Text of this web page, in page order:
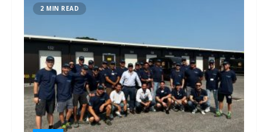
2 MIN READ